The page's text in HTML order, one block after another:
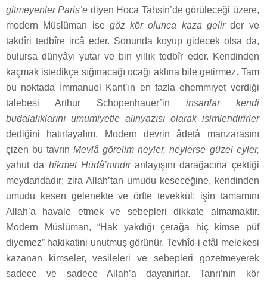
gitmeyenler Paris’e diyen Hoca Tahsin’de görüleceği üzere,
modern Müslüman ise göz kör olunca kaza gelirder ve
takdîri tedbîre ircâ eder. Sonunda koyup gidecek olsa da,
bulursa dünyâyı yutar ve bin yıllık tedbîr eder. Kendinden
kaçmak istedikçe sığınacağı ocağı aklına bile getirmez. Tam
bu noktada İmmanuel Kant’ın en fazla ehemmiyet verdiği
talebesi Arthur Schopenhauer’in insanlar kendi
budalalıklarını umumiyetle alınyazısı olarak isimlendirirler
dediğini hatırlayalım. Modern devrin âdetâ manzarasını
çizen bu tavrınMevlâ görelim neyler, neylerse güzel eyler,
yahut da hikmet Hüdâ’nındıranlayışını darağacına çektiği
meydandadır; zira Allah’tan umudu keseceğine, kendinden
umudu kesen gelenekte ve örfte tevekkül; işin tamamını
Allah’a havale etmek ve sebepleri dikkate almamaktır.
Modern Müslüman, “Hak yakdığı çerağa hiç kimse püf
diyemez” hakikatini unutmuş görünür. Tevhîd-i efâl melekesi
kazanan kimseler, vesileleri ve sebepleri gözetmeyerek
sadece ve sadece Allah’a dayanırlar. Tanrı’nın kör